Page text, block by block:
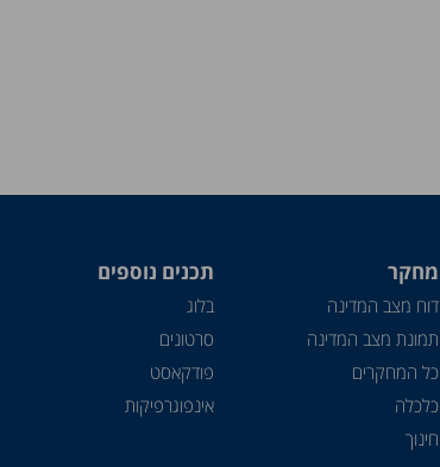
מחקר
דוח מצב המדינה
תמונת מצב המדינה
כל המחקרים
כלכלה
חינוך
תכנים נוספים
בלוג
סרטונים
פודקאסט
אינפוגרפיקות